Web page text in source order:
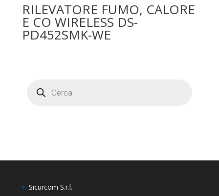
RILEVATORE FUMO, CALORE
E CO WIRELESS DS-
PD452SMK-WE
search
Sicurcom S.r.l.